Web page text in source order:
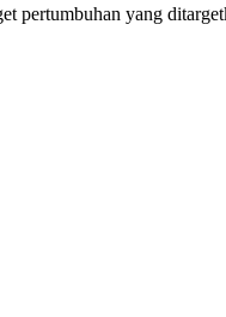
pertumbuhan yang